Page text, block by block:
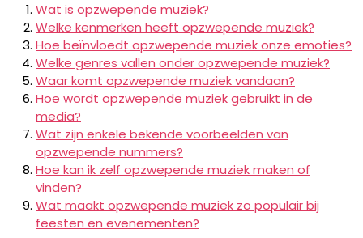
Wat is opzwepende muziek?
Welke kenmerken heeft opzwepende muziek?
Hoe beïnvloedt opzwepende muziek onze emoties?
Welke genres vallen onder opzwepende muziek?
Waar komt opzwepende muziek vandaan?
Hoe wordt opzwepende muziek gebruikt in de
media?
Wat zijn enkele bekende voorbeelden van
opzwepende nummers?
Hoe kan ik zelf opzwepende muziek maken of
vinden?
Wat maakt opzwepende muziek zo populair bij
feesten en evenementen?